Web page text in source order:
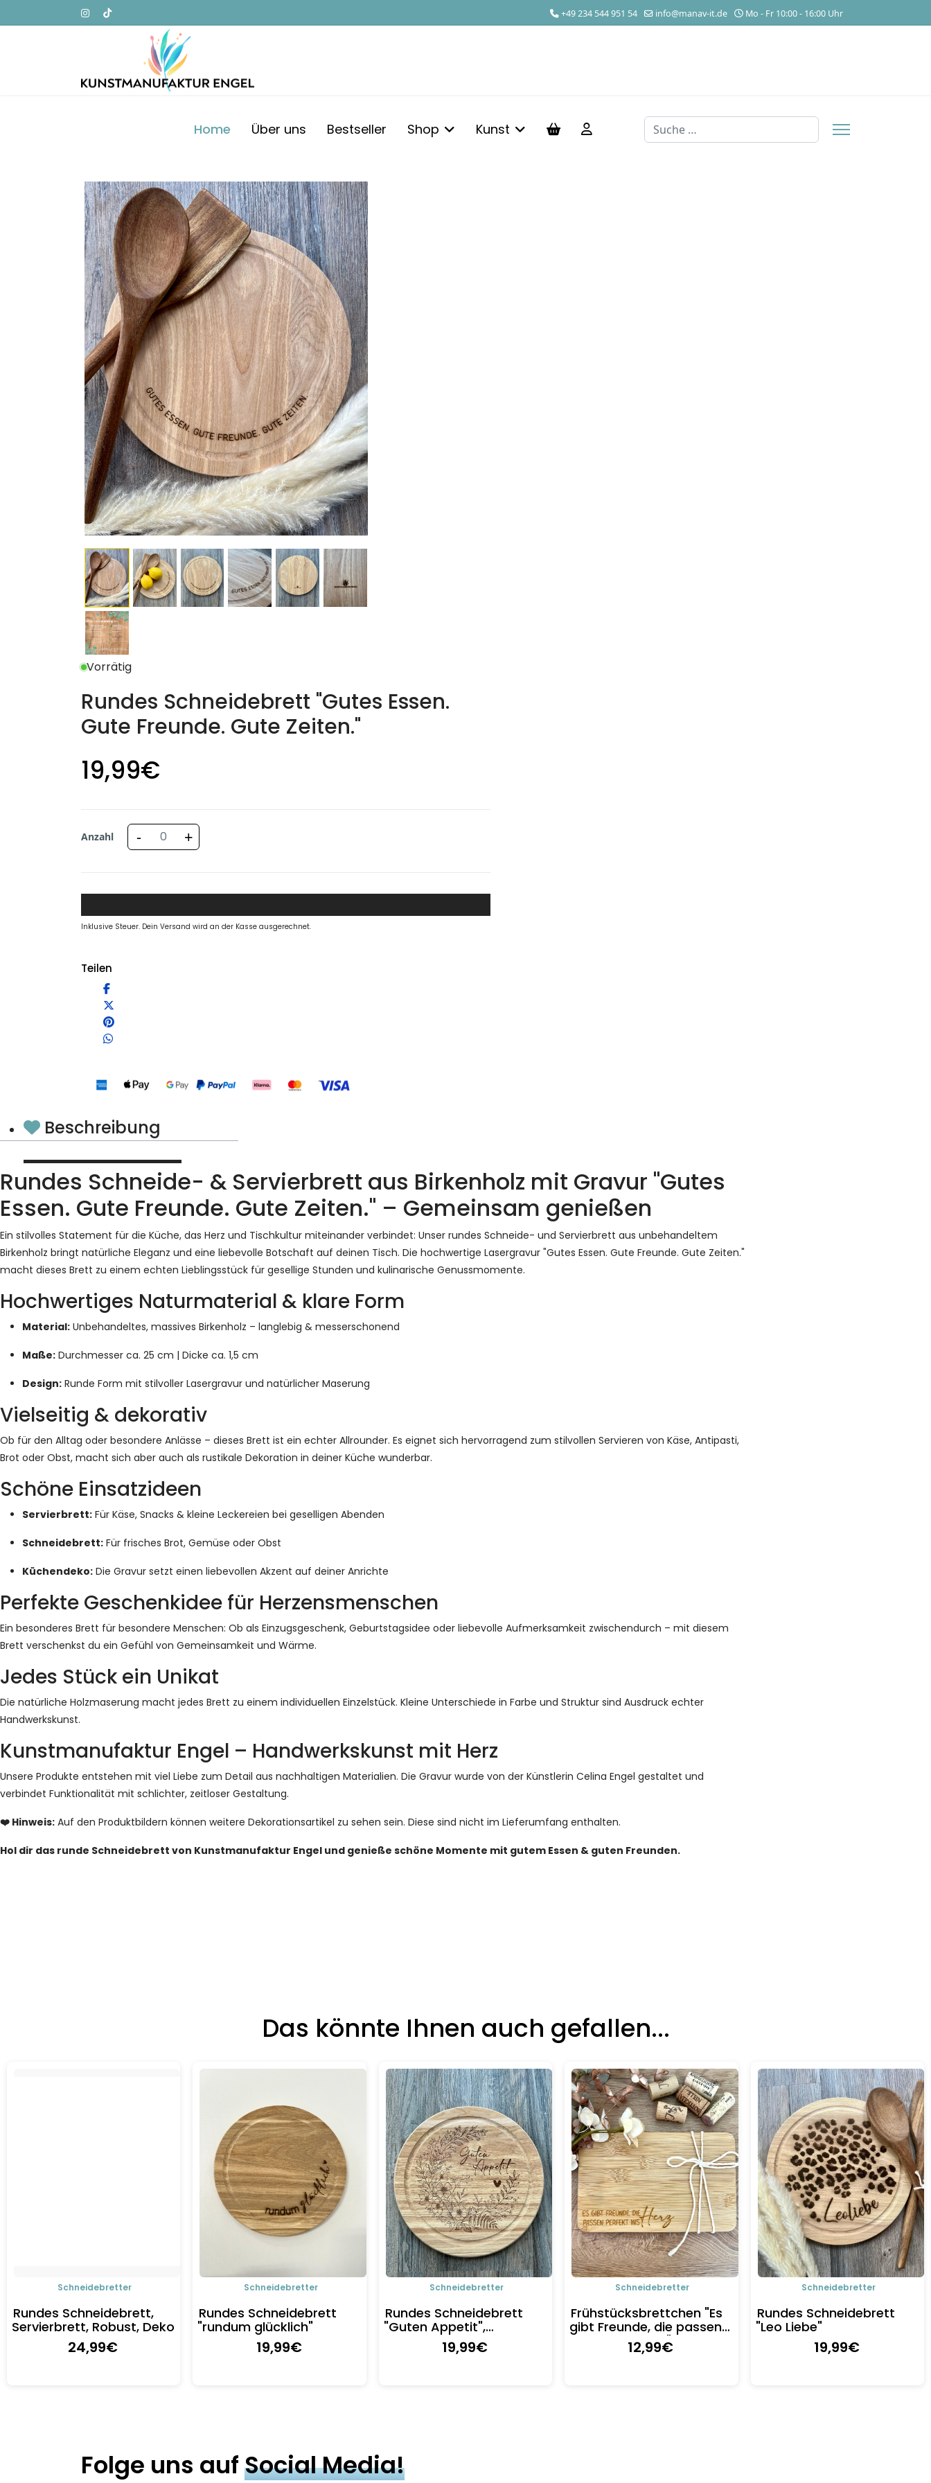
+49 234 544 951 54 info@manav-it.de Mo - Fr 10:00 - 16:00 Uhr
Home Über uns Bestseller Shop Kunst Suchen
Vorrätig
Rundes Schneidebrett "Gutes Essen.
Gute Freunde. Gute Zeiten."
19,99€
Anzahl - +
Inklusive Steuer. Dein Versand wird an der Kasse ausgerechnet.
Teilen
Beschreibung
Rundes Schneide- & Servierbrett aus Birkenholz mit Gravur "Gutes
Essen. Gute Freunde. Gute Zeiten." – Gemeinsam genießen
Ein stilvolles Statement für die Küche, das Herz und Tischkultur miteinander verbindet: Unser rundes Schneide- und Servierbrett aus unbehandeltem
Birkenholz bringt natürliche Eleganz und eine liebevolle Botschaft auf deinen Tisch. Die hochwertige Lasergravur "Gutes Essen. Gute Freunde. Gute Zeiten."
macht dieses Brett zu einem echten Lieblingsstück für gesellige Stunden und kulinarische Genussmomente.
Hochwertiges Naturmaterial & klare Form
Material: Unbehandeltes, massives Birkenholz – langlebig & messerschonend
Maße: Durchmesser ca. 25 cm | Dicke ca. 1,5 cm
Design: Runde Form mit stilvoller Lasergravur und natürlicher Maserung
Vielseitig & dekorativ
Ob für den Alltag oder besondere Anlässe – dieses Brett ist ein echter Allrounder. Es eignet sich hervorragend zum stilvollen Servieren von Käse, Antipasti,
Brot oder Obst, macht sich aber auch als rustikale Dekoration in deiner Küche wunderbar.
Schöne Einsatzideen
Servierbrett: Für Käse, Snacks & kleine Leckereien bei geselligen Abenden
Schneidebrett: Für frisches Brot, Gemüse oder Obst
Küchendeko: Die Gravur setzt einen liebevollen Akzent auf deiner Anrichte
Perfekte Geschenkidee für Herzensmenschen
Ein besonderes Brett für besondere Menschen: Ob als Einzugsgeschenk, Geburtstagsidee oder liebevolle Aufmerksamkeit zwischendurch – mit diesem
Brett verschenkst du ein Gefühl von Gemeinsamkeit und Wärme.
Jedes Stück ein Unikat
Die natürliche Holzmaserung macht jedes Brett zu einem individuellen Einzelstück. Kleine Unterschiede in Farbe und Struktur sind Ausdruck echter
Handwerkskunst.
Kunstmanufaktur Engel – Handwerkskunst mit Herz
Unsere Produkte entstehen mit viel Liebe zum Detail aus nachhaltigen Materialien. Die Gravur wurde von der Künstlerin Celina Engel gestaltet und
verbindet Funktionalität mit schlichter, zeitloser Gestaltung.
❤️ Hinweis: Auf den Produktbildern können weitere Dekorationsartikel zu sehen sein. Diese sind nicht im Lieferumfang enthalten.
Hol dir das runde Schneidebrett von Kunstmanufaktur Engel und genieße schöne Momente mit gutem Essen & guten Freunden.
Das könnte Ihnen auch gefallen...
Schneidebretter
Rundes Schneidebrett,
Servierbrett, Robust, Deko
24,99€
Schneidebretter
Rundes Schneidebrett
"rundum glücklich"
19,99€
Details
Schneidebretter
Rundes Schneidebrett
"Guten Appetit",
Birkenholz19,99€
Details
Schneidebretter
Frühstücksbrettchen "Es
gibt Freunde, die passen
perfekt ins Herz"
12,99€
Details
Schneidebretter
Rundes Schneidebrett
"Leo Liebe"
19,99€
Folge uns aufSocial Media!